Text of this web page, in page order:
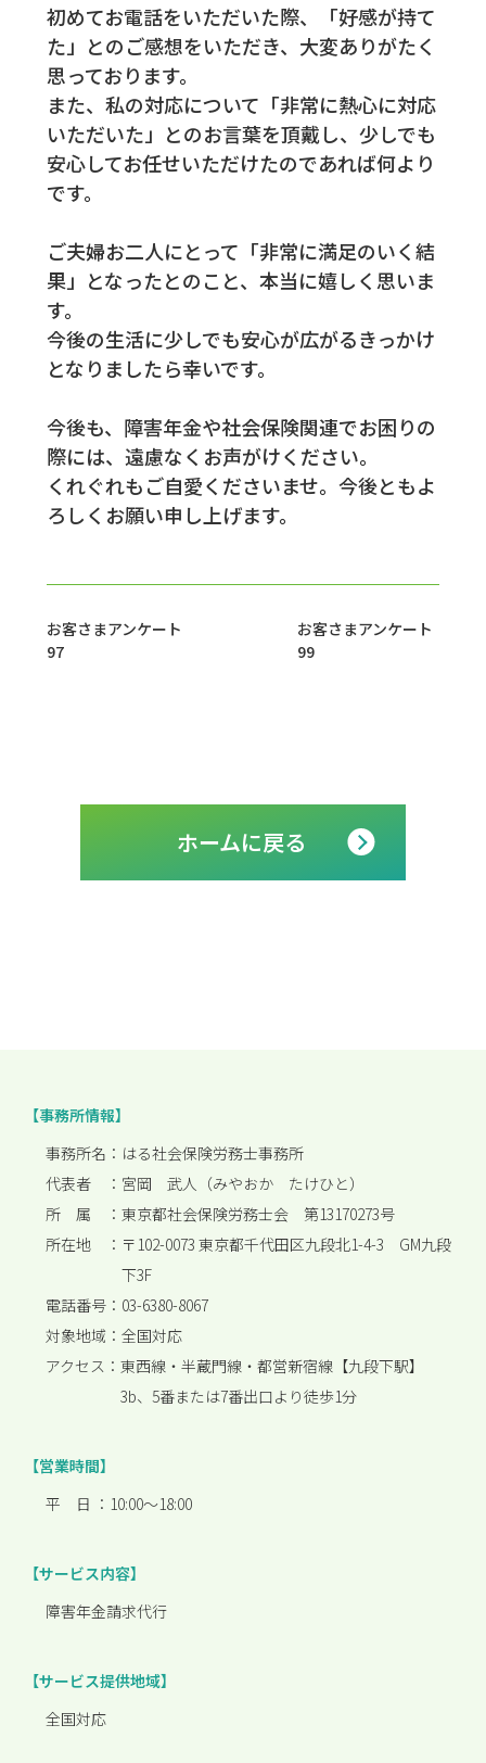
初めてお電話をいただいた際、「好感が持て
た」とのご感想をいただき、大変ありがたく
思っております。
また、私の対応について「非常に熱心に対応
いただいた」とのお言葉を頂戴し、少しでも
安心してお任せいただけたのであれば何より
です。
ご夫婦お二人にとって「非常に満足のいく結
果」となったとのこと、本当に嬉しく思いま
す。
今後の生活に少しでも安心が広がるきっかけ
となりましたら幸いです。
今後も、障害年金や社会保険関連でお困りの
際には、遠慮なくお声がけください。
くれぐれもご自愛くださいませ。今後ともよ
ろしくお願い申し上げます。
お客さまアンケート
97
お客さまアンケート
99
ホームに戻る
【事務所情報】
事務所名： はる社会保険労務士事務所
代表者 ： 宮岡 武人（みやおか たけひと）
所 属 ：東京都社会保険労務士会 第13170273号
所在地 ： 〒102-0073 東京都千代田区九段北1-4-3 GM九段
下3F
電話番号： 03-6380-8067
対象地域：全国対応
アクセス：東西線・半蔵門線・都営新宿線【九段下駅】
3b、5番または7番出口より徒歩1分
【営業時間】
平 日 ： 10:00〜18:00
【サービス内容】
障害年金請求代行
【サービス提供地域】
全国対応